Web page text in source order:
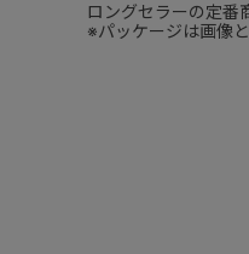
ロングセラーの定番
※パッケージは画像